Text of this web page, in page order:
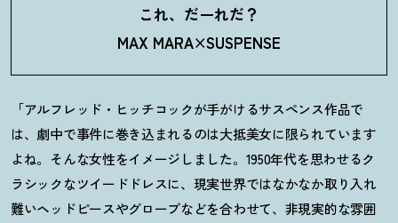
これ、だーれだ ？
MAX MARA×SUSPENSE
「アルフレッド・ヒッチコックが手がけるサスペンス作品で
は、劇中で事件に巻き込まれるのは大抵美女に限られています
よね。そんな女性をイメージしました。1950年代を思わせるク
ラシックなツイードドレスに、現実世界ではなかなか取り入れ
難いヘッドピースやグローブなどを合わせて、非現実的な雰囲